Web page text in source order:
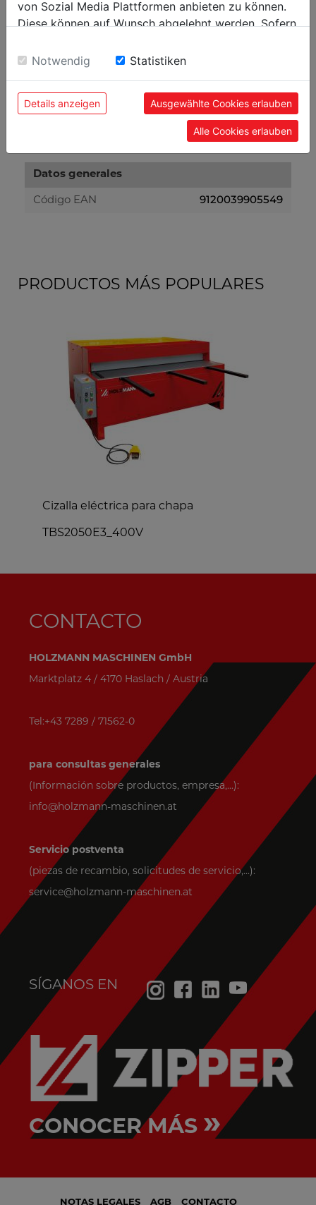
Peso bruto kg 9
Embalaje
Alto embalaje mm 130
Ancho embalaje mm 250
600
Datos generales
Código EAN 9120039905549
PRODUCTOS MÁS POPULARES
Cizalla eléctrica para chapa
TBS2050E3_400V
CONTACTO
HOLZMANN MASCHINEN GmbH
Marktplatz 4 / 4170 Haslach / Austria
Tel:+43 7289 / 71562-0
para consultas generales
(Información sobre productos, empresa,...):
info@holzmann-maschinen.at
Servicio postventa
(piezas de recambio, solicitudes de servicio,...):
service@holzmann-maschinen.at
SÍGANOS EN
CONOCER MÁS »
NOTAS LEGALES AGB CONTACTO
von Sozial Media Plattformen anbieten zu können.
Diese können auf Wunsch abgelehnt werden. Sofern
Einwilligung zu unseren Cookies.
Notwendig Statistiken
Details anzeigen Ausgewählte Cookies erlauben
Alle Cookies erlauben